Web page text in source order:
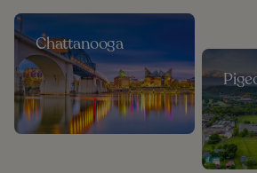
Chattanooga